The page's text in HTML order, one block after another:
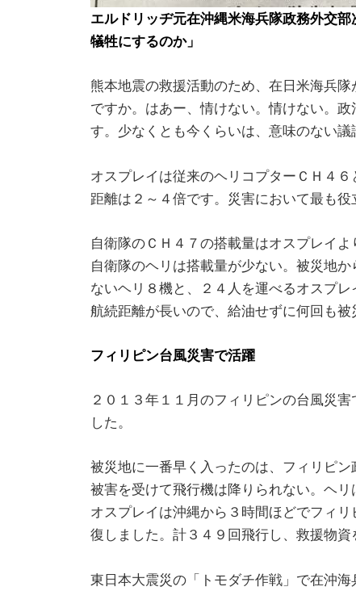
エルドリッヂ元在沖縄米海兵隊政務外交
犠牲にするのか」
熊本地震の救援活動のため、在日米海兵
ですか。はあー、情けない。情けない。
す。少なくとも今くらいは、意味のない議
オスプレイは従来のヘリコプターＣＨ４
距離は２～４倍です。災害において最も役
自衛隊のＣＨ４７の搭載量はオスプレイ
自衛隊のヘリは搭載量が少ない。被災地
ないヘリ８機と、２４人を運べるオスプ
航続距離が長いので、給油せずに何回も被
フィリピン台風災害で活躍
２０１３年１１月のフィリピンの台風災
した。
被災地に一番早く入ったのは、フィリピ
被害を受けて飛行機は降りられない。ヘ
オスプレイは沖縄から３時間ほどでフィ
復しました。計３４９回飛行し、救援物
東日本大震災の「トモダチ作戦」で在沖